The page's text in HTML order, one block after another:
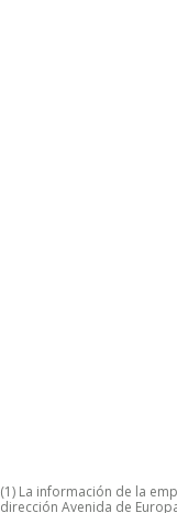
(1) La información de la
dirección Avenida de